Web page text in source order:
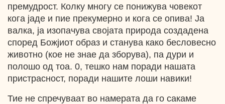
премудрост. Колку многу се понижува човекот
кога јаде и пие прекумерно и кога се опива! Ја
валка, ја изопачува својата природа создадена
според Божјиот образ и станува како бесловесно
животно (кое не знае да зборува), па дури и
полошо од тоа. 0, тешко нам поради нашата
пристрасност, поради нашите лоши навики!
Тие не спречуваат во намерата да го сакаме